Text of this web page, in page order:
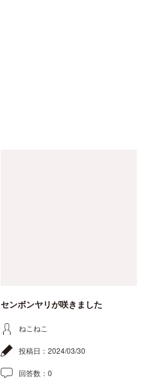
センボンヤリが咲きました
ねこねこ
投稿日： 2024/03/30
回答数： 0